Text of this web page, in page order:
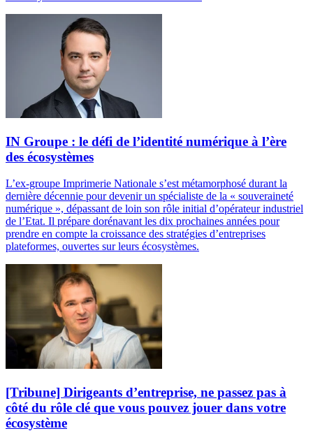
IN Groupe : le défi de l’identité numérique à l’ère
des écosystèmes
L’ex-groupe Imprimerie Nationale s’est métamorphosé durant la
dernière décennie pour devenir un spécialiste de la « souveraineté
numérique », dépassant de loin son rôle initial d’opérateur industriel
de l’Etat. Il prépare dorénavant les dix prochaines années pour
prendre en compte la croissance des stratégies d’entreprises
plateformes, ouvertes sur leurs écosystèmes.
[Tribune] Dirigeants d’entreprise, ne passez pas à
côté du rôle clé que vous pouvez jouer dans votre
écosystème